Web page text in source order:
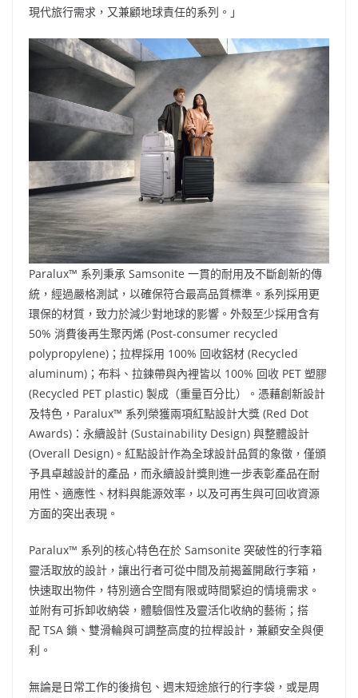
現代旅行需求，又兼顧地球責任的系列。」
Paralux™ 系列秉承 Samsonite 一貫的耐用及不斷創新的傳
統，經過嚴格測試，以確保符合最高品質標準。系列採用更
環保的材質，致力於減少對地球的影響。外殼至少採用含有
50% 消費後再生聚丙烯 (Post-consumer recycled
polypropylene)；拉桿採用 100% 回收鋁材 (Recycled
aluminum)；布料、拉鍊帶與內裡皆以 100% 回收 PET 塑膠
(Recycled PET plastic) 製成（重量百分比）。憑藉創新設計
及特色，Paralux™ 系列榮獲兩項紅點設計大獎 (Red Dot
Awards)：永續設計 (Sustainability Design) 與整體設計
(Overall Design)。紅點設計作為全球設計品質的象徵，僅頒
予具卓越設計的產品，而永續設計獎則進一步表彰產品在耐
用性、適應性、材料與能源效率，以及可再生與可回收資源
方面的突出表現。
Paralux™ 系列的核心特色在於 Samsonite 突破性的行李箱
靈活取放的設計，讓出行者可從中間及前揭蓋開啟行李箱，
快速取出物件，特別適合空間有限或時間緊迫的情境需求。
並附有可拆卸收納袋，體驗個性及靈活化收納的藝術；搭
配 TSA 鎖、雙滑輪與可調整高度的拉桿設計，兼顧安全與便
利。
無論是日常工作的後揹包、週末短途旅行的行李袋，或是周